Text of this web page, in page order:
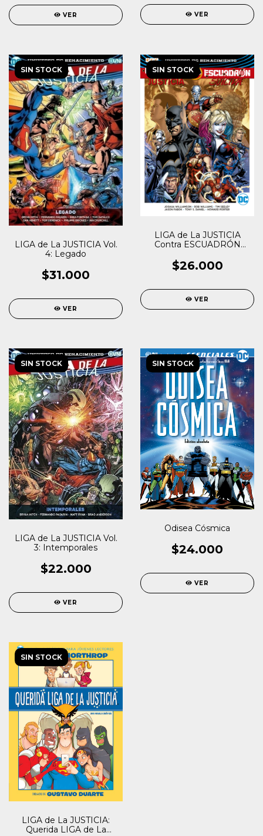
VER VER
SIN STOCK
LIGA de La JUSTICIA Vol.
4: Legado
$31.000
VER
SIN STOCK
LIGA de La JUSTICIA
Contra ESCUADRÓN
$26.000
VER
SIN STOCK
LIGA de La JUSTICIA Vol.
3: Intemporales
$22.000
VER
SIN STOCK
Odisea Cósmica
$24.000
VER
SIN STOCK
LIGA de La JUSTICIA:
Querida LIGA de La